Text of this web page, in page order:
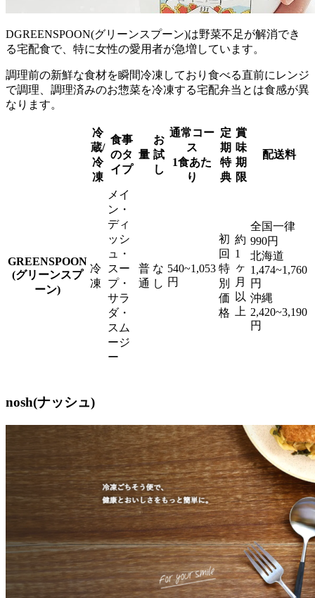
DGREENSPOON(グリーンスプーン)は野菜不足が解消でき
る宅配食で、特に女性の愛用者が急増 しています。
調理前の新鮮な食材を瞬間冷凍しており食べる直前にレンジ
で調理、調理済みのお惣菜を冷凍する宅配弁当とは食感が異
なります。
冷
蔵/
冷
凍
食事
のタ
イプ
量
お
試
し
通常コー
ス
1食あた
り
定
期
特
典
賞
味
期
限
配送料
GREENSPOON
(グリーンスプ
ーン)
冷
凍
メイ
ン・
ディ
ッシ
ュ・
スー
プ・
サラ
ダ・
スム
ージ
ー
普
通
な
し
540~1,053
円
初
回
特
別
価
格
約
1
ヶ
月
以
上
全国一律
990円
北海道
1,474~1,760
円
沖縄
2,420~3,190
円
nosh(ナッシュ)